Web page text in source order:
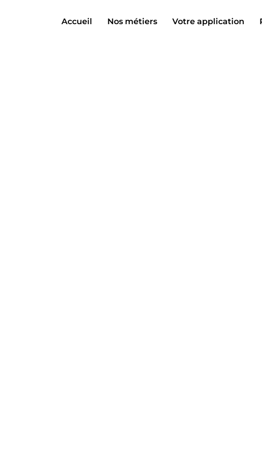
Accueil Nos métiers Votre application